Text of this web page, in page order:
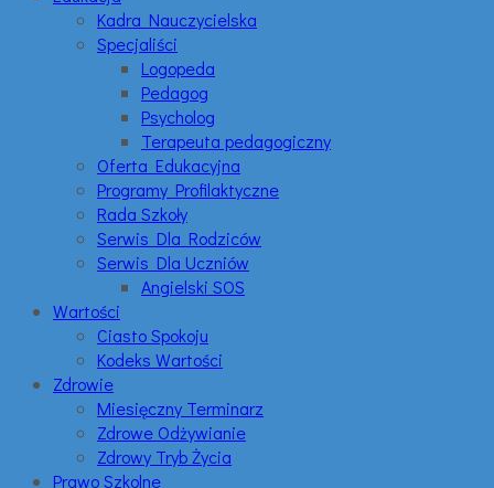
Kadra Nauczycielska
Specjaliści
Logopeda
Pedagog
Psycholog
Terapeuta pedagogiczny
Oferta Edukacyjna
Programy Profilaktyczne
Rada Szkoły
Serwis Dla Rodziców
Serwis Dla Uczniów
Angielski SOS
Wartości
Ciasto Spokoju
Kodeks Wartości
Zdrowie
Miesięczny Terminarz
Zdrowe Odżywianie
Zdrowy Tryb Życia
Prawo Szkolne